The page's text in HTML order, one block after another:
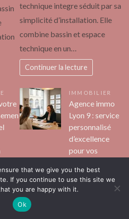
technique integre séduit par sa
simplicité d’installation. Elle
combine bassin et espace
technique en un…
Continuer la lecture
IMMOBILIER
Agence immo
Lyon 9 : service
personnalisé
d’excellence
pour vos
Marise
Dans le vaste paysage
immobilier lyonnais, le 9ᵉ
that we give you the best
If you continue to use this site we
you are happy with it.
Ok